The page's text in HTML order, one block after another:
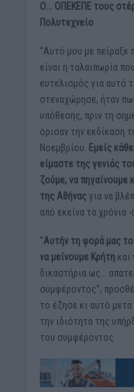
Ο… ΟΠΕΚΕΠΕ τους
Πολυτεχνείο
“Αυτό μου με πείραξε
είναι η ταλαιπωρία
ευτελισμός για αυτό
στεναχώρησε, ήταν
υπόθεσης, πριν τη
όρισαν την εκδίκαση
Νοεμβρίου.
Εμείς
είμαστε της γενιάς
ζούμε, να πηγαίνουμε
της Αθήναςγια να
από εκείνα τα χρόνια -
“Αυτήν τη φορά μας
να μείνουμε Κρήτη
δικαστήρια ως…
συμφέροντος”,
το έζησε κι αυτό
την ιδιότητα της
του συμφέροντος.